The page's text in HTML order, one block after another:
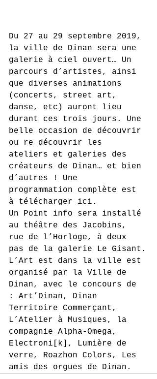
Du 27 au 29 septembre 2019,
la ville de Dinan sera une
galerie à ciel ouvert… Un
parcours d’artistes, ainsi
que diverses animations
(concerts, street art,
danse, etc) auront lieu
durant ces trois jours. Une
belle occasion de découvrir
ou re découvrir les
ateliers et galeries des
créateurs de Dinan… et bien
d’autres ! Une
programmation complète est
à télécharger ici.
Un Point info sera installé
au théâtre des Jacobins,
rue de l’Horloge, à deux
pas de la galerie Le Gisant.
L’Art est dans la ville est
organisé par la Ville de
Dinan, avec le concours de
: Art’Dinan, Dinan
Territoire Commerçant,
L’Atelier à Musiques, la
compagnie Alpha-Omega,
Electroni[k], Lumière de
verre, Roazhon Colors, Les
amis des orgues de Dinan.